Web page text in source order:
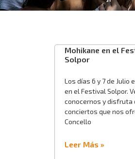
Mohikane en el
Solpor
Los días 6 y 7 de Julio
en el Festival Solpor.
conocernos y disfruta
conciertos que nos
Concello
Leer Más »